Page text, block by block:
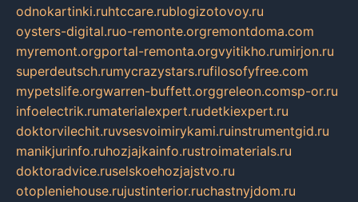
odnokartinki.ruhtccare.rublogizotovoy.ru
oysters-digital.ruo-remonte.orgremontdoma.com
myremont.orgportal-remonta.orgvyitikho.rumirjon.ru
superdeutsch.rumycrazystars.rufilosofyfree.com
mypetslife.orgwarren-buffett.orggreleon.comsp-or.ru
infoelectrik.rumaterialexpert.rudetkiexpert.ru
doktorvilechit.ruvsesvoimirykami.ruinstrumentgid.ru
manikjurinfo.ruhozjajkainfo.rustroimaterials.ru
doktoradvice.ruselskoehozjajstvo.ru
otopleniehouse.rujustinterior.ruchastnyjdom.ru